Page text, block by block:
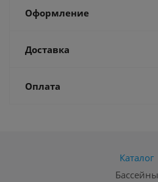
Оформление
Доставка
Оплата
Каталог
Бассейны